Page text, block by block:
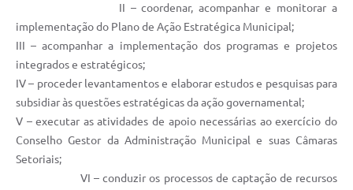
II – coordenar, acompanhar e monitorar a
implementação do Plano de Ação Estratégica Municipal;
III – acompanhar a implementação dos programas e projetos
integrados e estratégicos;
IV – proceder levantamentos e elaborar estudos e pesquisas para
subsidiar às questões estratégicas da ação governamental;
V – executar as atividades de apoio necessárias ao exercício do
Conselho Gestor da Administração Municipal e suas Câmaras
Setoriais;
VI – conduzir os processos de captação de recursos